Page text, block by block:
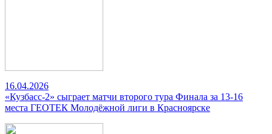
16.04.2026
«Кузбасс-2» сыграет матчи второго тура Финала за 13-16
места ГЕОТЕК Молодёжной лиги в Красноярске